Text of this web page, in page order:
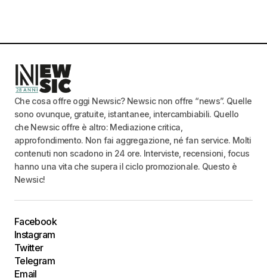
Che cosa offre oggi Newsic? Newsic non offre “news”. Quelle
sono ovunque, gratuite, istantanee, intercambiabili. Quello
che Newsic offre è altro: Mediazione critica,
approfondimento. Non fai aggregazione, né fan service. Molti
contenuti non scadono in 24 ore. Interviste, recensioni, focus
hanno una vita che supera il ciclo promozionale. Questo è
Newsic!
Facebook
Instagram
Twitter
Telegram
Email